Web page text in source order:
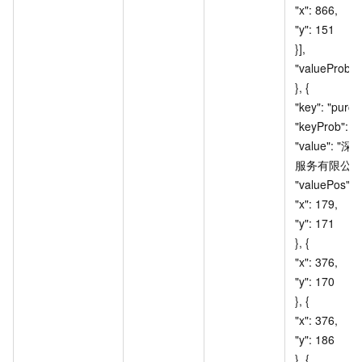
"x": 866,
"y": 151
}],
"valueProb":
}, {
"key":
"keyProb":
"value": "深
服务有限公
"valuePos":
"x": 179,
"y": 171
}, {
"x": 376,
"y": 170
}, {
"x": 376,
"y": 186
}, {